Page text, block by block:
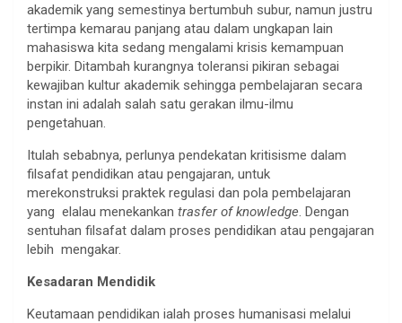
akademik yang semestinya bertumbuh subur, namun justru
tertimpa kemarau panjang atau dalam ungkapan lain
mahasiswa kita sedang mengalami krisis kemampuan
berpikir. Ditambah kurangnya toleransi pikiran sebagai
kewajiban kultur akademik sehingga pembelajaran secara
instan ini adalah salah satu gerakan ilmu-ilmu
pengetahuan.
Itulah sebabnya, perlunya pendekatan kritisisme dalam
filsafat pendidikan atau pengajaran, untuk
merekonstruksi praktek regulasi dan pola pembelajaran
yang elalau menekankan trasfer of knowledge. Dengan
sentuhan filsafat dalam proses pendidikan atau pengajaran
lebih mengakar.
Kesadaran Mendidik
Keutamaan pendidikan ialah proses humanisasi melalui